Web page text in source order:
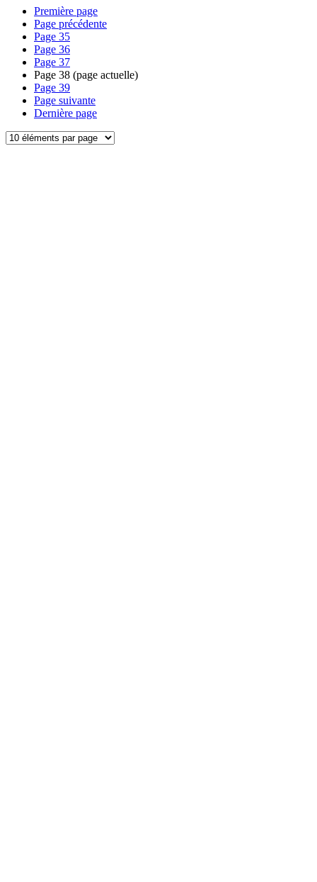
Première page
Page précédente
Page 35
Page 36
Page 37
Page 38 (page actuelle)
Page 39
Page suivante
Dernière page